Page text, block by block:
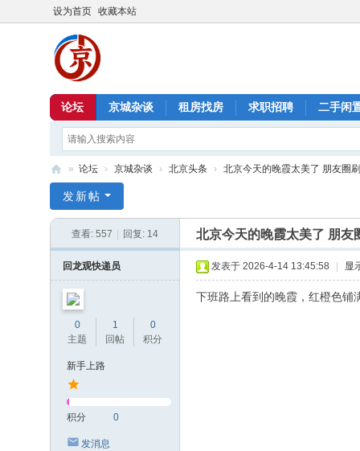
设为首页 收藏本站
论坛 京城杂谈 租房找房 求职招聘 二手闲
京
» 论坛 › 京城杂谈 › 北京头条 › 北京今天的晚霞太美了 朋友圈
发新帖
查看: 557 回复: 14 北京今天的晚霞太美了 朋友
回龙观快递员
0
主题
1
回帖
0
积分
新手上路
积分 0
发消息
发表于 2026-4-14 13:45:58 显
下班路上看到的晚霞，红橙色铺